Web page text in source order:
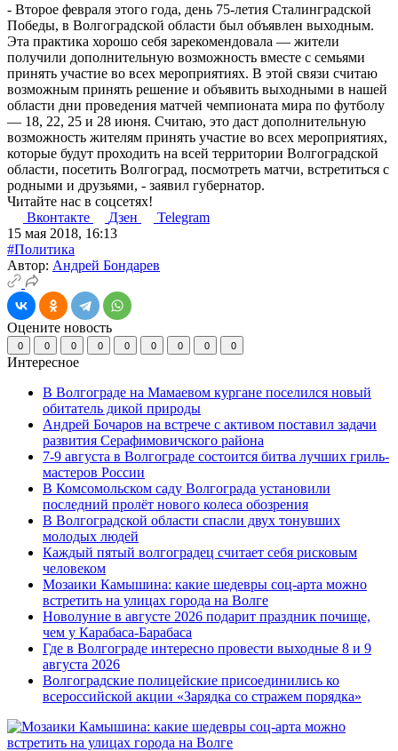
- Второе февраля этого года, день 75-летия Сталинградской
Победы, в Волгоградской области был объявлен выходным.
Эта практика хорошо себя зарекомендовала — жители
получили дополнительную возможность вместе с семьями
принять участие во всех мероприятиях. В этой связи считаю
возможным принять решение и объявить выходными в нашей
области дни проведения матчей чемпионата мира по футболу
— 18, 22, 25 и 28 июня. Считаю, это даст дополнительную
возможность жителям принять участие во всех мероприятиях,
которые будут проходить на всей территории Волгоградской
области, посетить Волгоград, посмотреть матчи, встретиться с
родными и друзьями, - заявил губернатор.
Читайте нас в соцсетях!
Вконтакте
Дзен
Telegram
15 мая 2018, 16:13
#Политика
Автор: Андрей Бондарев
Оцените новость
0 0 0 0 0 0 0 0 0
Интересное
В Волгограде на Мамаевом кургане поселился новый
обитатель дикой природы
Андрей Бочаров на встрече с активом поставил задачи
развития Серафимовичского района
7-9 августа в Волгограде состоится битва лучших гриль-
мастеров России
В Комсомольском саду Волгограда установили
последний пролёт нового колеса обозрения
В Волгоградской области спасли двух тонувших
молодых людей
Каждый пятый волгоградец считает себя рисковым
человеком
Мозаики Камышина: какие шедевры соц-арта можно
встретить на улицах города на Волге
Новолуние в августе 2026 подарит праздник почище,
чем у Карабаса-Барабаса
Где в Волгограде интересно провести выходные 8 и 9
августа 2026
Волгоградские полицейские присоединились ко
всероссийской акции «Зарядка со стражем порядка»